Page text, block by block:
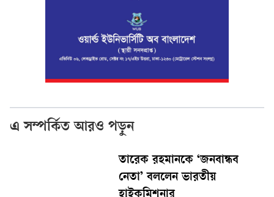
এ সম্পর্কিত আরও পড়ুন
তারেক রহমানকে ‘জনবান্ধব
নেতা’ বললেন ভারতীয়